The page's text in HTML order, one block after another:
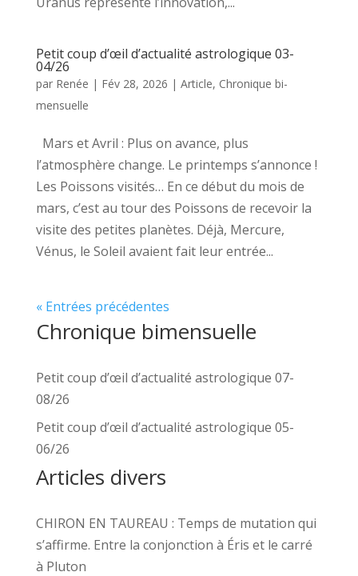
Petit coup d’œil d’actualité astrologique 03-
04/26
par Renée | Fév 28, 2026 | Article, Chronique bi-
mensuelle
Mars et Avril : Plus on avance, plus
l’atmosphère change. Le printemps s’annonce !
Les Poissons visités… En ce début du mois de
mars, c’est au tour des Poissons de recevoir la
visite des petites planètes. Déjà, Mercure,
Vénus, le Soleil avaient fait leur entrée...
« Entrées précédentes
Chronique bimensuelle
Petit coup d’œil d’actualité astrologique 07-
08/26
Petit coup d’œil d’actualité astrologique 05-
06/26
Articles divers
CHIRON EN TAUREAU : Temps de mutation qui
s’affirme. Entre la conjonction à Éris et le carré
à Pluton